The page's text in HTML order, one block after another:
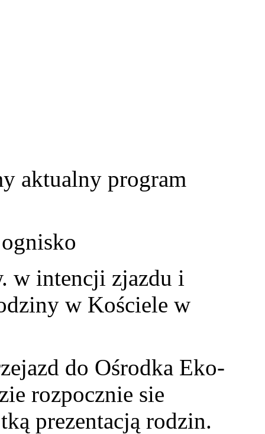
aktualny program
w intencji zjazdu i
w Kościele w
do Ośrodka Eko-
rozpocznie sie
prezentacją rodzin.